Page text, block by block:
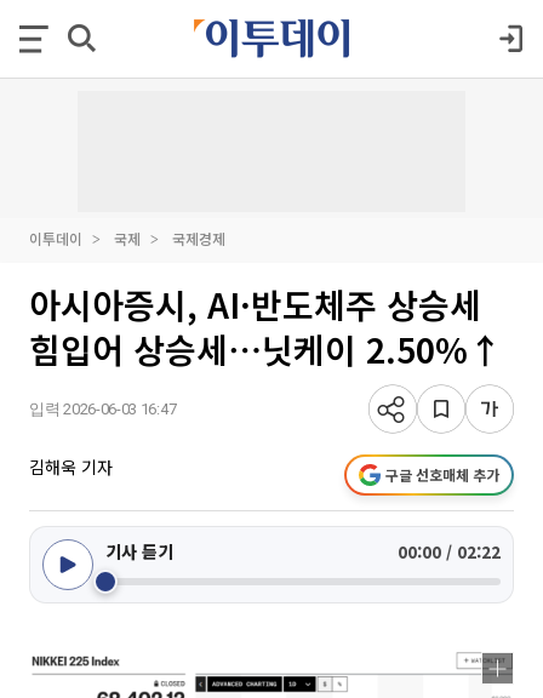
이투데이 국제 국제경제
아시아증시, AI·반도체주 상승세
힘입어 상승세⋯닛케이 2.50%↑
입력 2026-06-03 16:47
김해욱 기자 구글 선호매체 추가
기사 듣기 00:00 / 02:22